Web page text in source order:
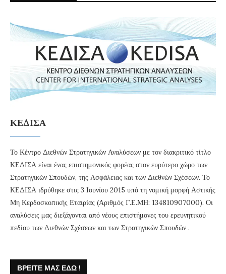
ΚΕΔΙΣΑ
Το Κέντρο Διεθνών Στρατηγικών Αναλύσεων με τον διακριτικό τίτλο
ΚΕΔΙΣΑ είναι ένας επιστημονικός φορέας στον ευρύτερο χώρο των
Στρατηγικών Σπουδών, της Ασφάλειας και των Διεθνών Σχέσεων. Το
ΚΕΔΙΣΑ ιδρύθηκε στις 3 Ιουνίου 2015 υπό τη νομική μορφή Αστικής
Μη Κερδοσκοπικής Εταιρίας (Αριθμός Γ.Ε.ΜΗ: 134810907000). Οι
αναλύσεις μας διεξάγονται από νέους επιστήμονες του ερευνητικού
πεδίου των Διεθνών Σχέσεων και των Στρατηγικών Σπουδών .
ΒΡΕΊΤΕ ΜΑΣ ΕΔΏ !